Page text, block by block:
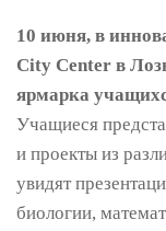
10 июня, в
City Center в
ярмарка
Учащиеся
и проекты из
увидят
биологии,